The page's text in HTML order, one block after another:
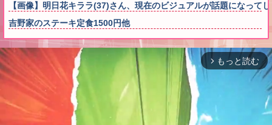
【画像】明日花キララ(37)さん、現在のビジュアルが話題になって
吉野家のステーキ定食1500円他
arrow_forward_ios もっと読む